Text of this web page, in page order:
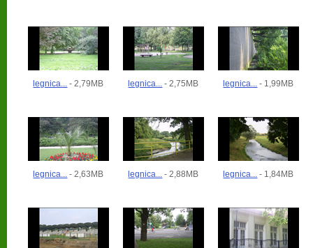
legnica... - 2,79MB legnica... - 2,75MB legnica... - 1,99MB
legnica... - 2,63MB legnica... - 2,88MB legnica... - 1,84MB